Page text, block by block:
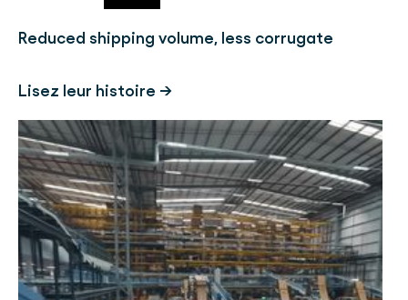
Reduced shipping volume, less corrugate
Lisez leur histoire →